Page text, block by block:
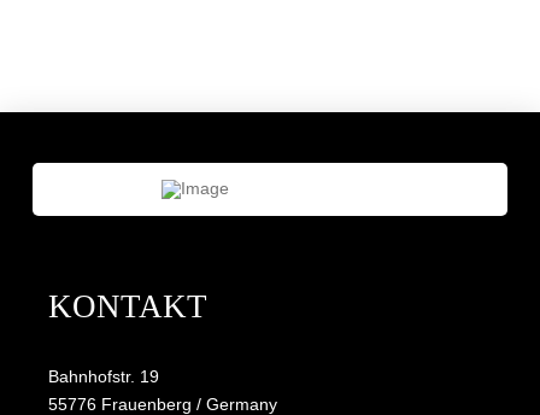
KONTAKT
Bahnhofstr. 19
55776 Frauenberg / Germany